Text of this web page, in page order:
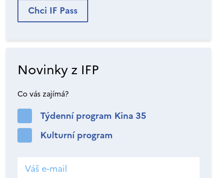
Chci IF Pass
Novinky z IFP
Co vás zajímá?
Týdenní program Kina 35
Kulturní program